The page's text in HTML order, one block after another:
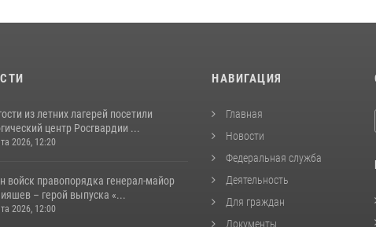
из летних лагерей посетили
центр Росгвардии ...
2026, 12:20
войск правопорядка генерал-майор
– герой выпуска «...
2026, 12:00
НАВИГАЦИЯ
Главная
Новости
Федеральная служба
Деятельность
Для граждан
Документы